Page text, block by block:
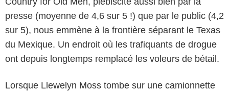
presse (moyenne de 4,6 sur 5 !) que par le public (4,2
sur 5), nous emmène à la frontière séparant le Texas
du Mexique. Un endroit où les trafiquants de drogue
ont depuis longtemps remplacé les voleurs de bétail.
Lorsque Llewelyn Moss tombe sur une camionnette